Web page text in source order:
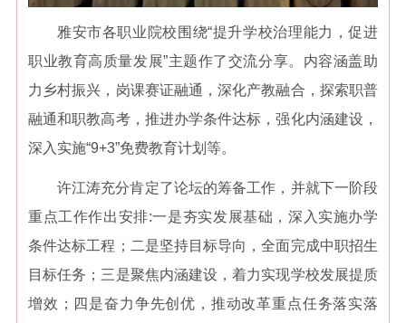
雅安市各职业院校围绕“提升学校治理能力，促进
职业教育高质量发展”主题作了交流分享。内容涵盖助
力乡村振兴，岗课赛证融通，深化产教融合，探索职普
融通和职教高考，推进办学条件达标，强化内涵建设，
深入实施“9+3”免费教育计划等。
许江涛充分肯定了论坛的筹备工作，并就下一阶段
重点工作作出安排:一是夯实发展基础，深入实施办学
条件达标工程；二是坚持目标导向，全面完成中职招生
目标任务；三是聚焦内涵建设，着力实现学校发展提质
增效；四是奋力争先创优，推动改革重点任务落实落